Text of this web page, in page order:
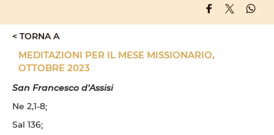
< TORNA A
MEDITAZIONI PER IL MESE MISSIONARIO,
OTTOBRE 2023
San Francesco d’Assisi
Ne 2,1-8;
Sal 136;